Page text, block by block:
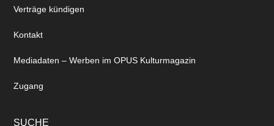
Verträge kündigen
Kontakt
Mediadaten – Werben im OPUS Kulturmagazin
Zugang
SUCHE